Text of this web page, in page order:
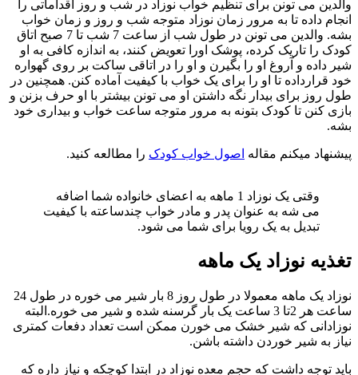
می تونن برای تنظیم خواب نوزاد در شب و روز اقداماتی را
داده تا به مرور زمان نوزاد متوجه شب و روز و زمان خواب
بشه. والدین می تونن در طول شب از ساعت 7 شب تا 7 صبح اتاق
را تاریک کرده، پوشک اورا تعویض کنند، به اندازه کافی به او
داده و آروغ او را بگیرن و او را در اتاقی ساکت بر روی گهواره
قرارداده تا او را برای یک خواب با کیفیت آماده کنن. همچنین در
روز برای بیدار نگه داشتن او می تونن بیشتر با او حرف بزنن و
کنن تا کودک بتونه به مرور متوجه ساعت خواب و بیداری خود
میکنم مقالهاصول خواب کودکرا مطالعه کنید.
وقتی یک نوزاد 1 ماهه به اعضای خانواده شما اضافه
می شه به عنوان پدر و مادر خواب چندساعته با کیفیت
تبدیل به یک رویا برای شما می شود.
نوزاد یک ماهه
نوزاد یک ماهه معمولا در طول روز 8 بار شیر می خوره در طول 24
ساعت هر 2تا 3 ساعت یک بار گرسنه شده و شیر می خوره.البته
که شیر خشک می خورن ممکن است تعداد دفعات کمتری
به شیر خوردن داشته باشن.
توجه داشت که حجم معده نوزاد در ابتدا کوچکه و نیاز داره که